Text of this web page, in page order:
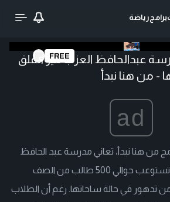
برامج رياضة
FREE
عبدالحافظ العزب تثير القلق
- من هنا نبدأ
ad
من هنا نبدأ، تعاني مدرسة عبد الحافظ
العزب في السلط، التي تستوعب حوالي 500 طالب من الصف
من تدهور في حالة ساحاتها. رغم أن الطلاب